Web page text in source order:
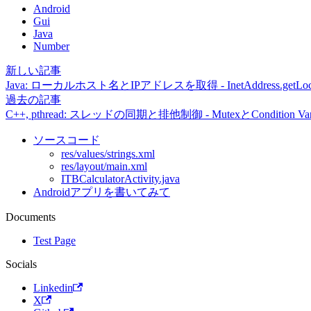
Android
Gui
Java
Number
新しい記事
Java: ローカルホスト名とIPアドレスを取得 -
過去の記事
C++, pthread: スレッドの同期と排他制御 - MutexとCondition
ソースコード
res/values/strings.xml
res/layout/main.xml
ITBCalculatorActivity.java
Androidアプリを書いてみて
Documents
Test Page
Socials
Linkedin
X